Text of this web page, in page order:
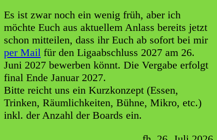
Es ist zwar noch ein wenig früh, aber ich
möchte Euch aus aktuellem Anlass bereits jetzt
schon mitteilen, dass ihr Euch ab sofort bei mir
per Mail für den Ligaabschluss 2027 am 26.
Juni 2027 bewerben könnt. Die Vergabe erfolgt
final Ende Januar 2027.
Bitte reicht uns ein Kurzkonzept (Essen,
Trinken, Räumlichkeiten, Bühne, Mikro, etc.)
inkl. der Anzahl der Boards ein.